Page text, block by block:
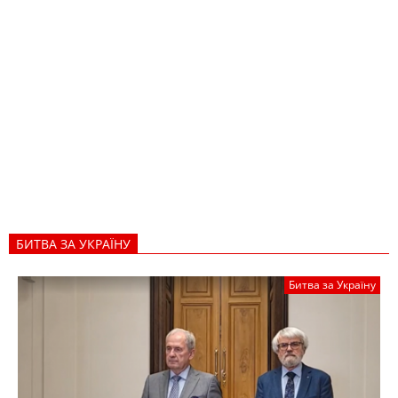
БИТВА ЗА УКРАЇНУ
Битва за Україну